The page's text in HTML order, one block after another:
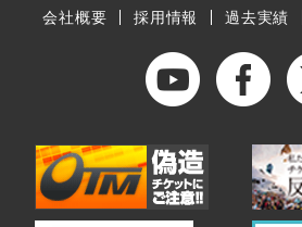
会社概要 採用情報 過去実績